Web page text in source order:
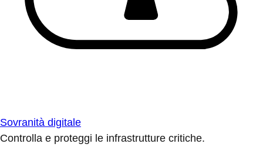
Sovranità digitale
Controlla e proteggi le infrastrutture critiche.